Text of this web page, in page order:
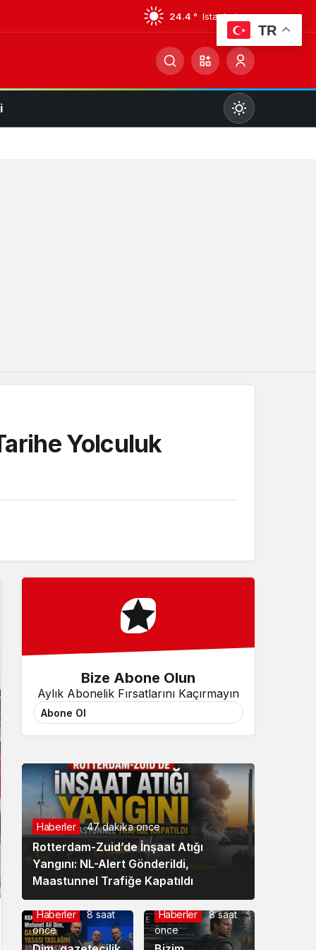
24.4 ° Istanbul
Mod
değiştir
Yolculuk
Bize Abone Olun
Aylık Abonelik Fırsatlarını Kaçırmayın
Abone Ol
Haberler 47 dakika önce
Rotterdam-Zuid’de İnşaat Atığı
Yangını: NL-Alert Gönderildi,
Maastunnel Trafiğe Kapatıldı
Haberler
8 saat
önce
Haberler
8 saat
önce
TR